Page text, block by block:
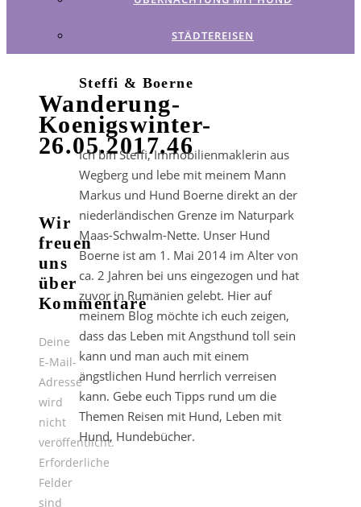
STÄDTEREISEN
Wanderung-
Koenigswinter-
26.05.2017.46
Wir
freuen
uns
über
Kommentare
Deine
E-Mail-
Adresse
wird
nicht
veröffentlicht.
Erforderliche
Felder
sind
Steffi & Boerne
Ich bin Steffi, Immobilienmaklerin aus
Wegberg und lebe mit meinem Mann
Markus und Hund Boerne direkt an der
niederländischen Grenze im Naturpark
Maas-Schwalm-Nette. Unser Hund
Boerne ist am 1. Mai 2014 im Alter von
ca. 2 Jahren bei uns eingezogen und hat
zuvor in Rumänien gelebt. Hier auf
meinem Blog möchte ich euch zeigen,
dass das Leben mit Angsthund toll sein
kann und man auch mit einem
ängstlichen Hund herrlich verreisen
kann. Gebe euch Tipps rund um die
Themen Reisen mit Hund, Leben mit
Hund, Hundebücher.